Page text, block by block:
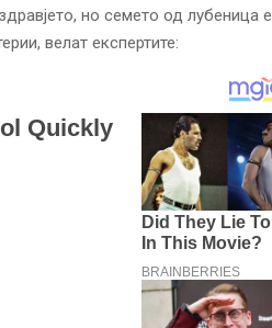
но семето од лубеница е
велат експертите: